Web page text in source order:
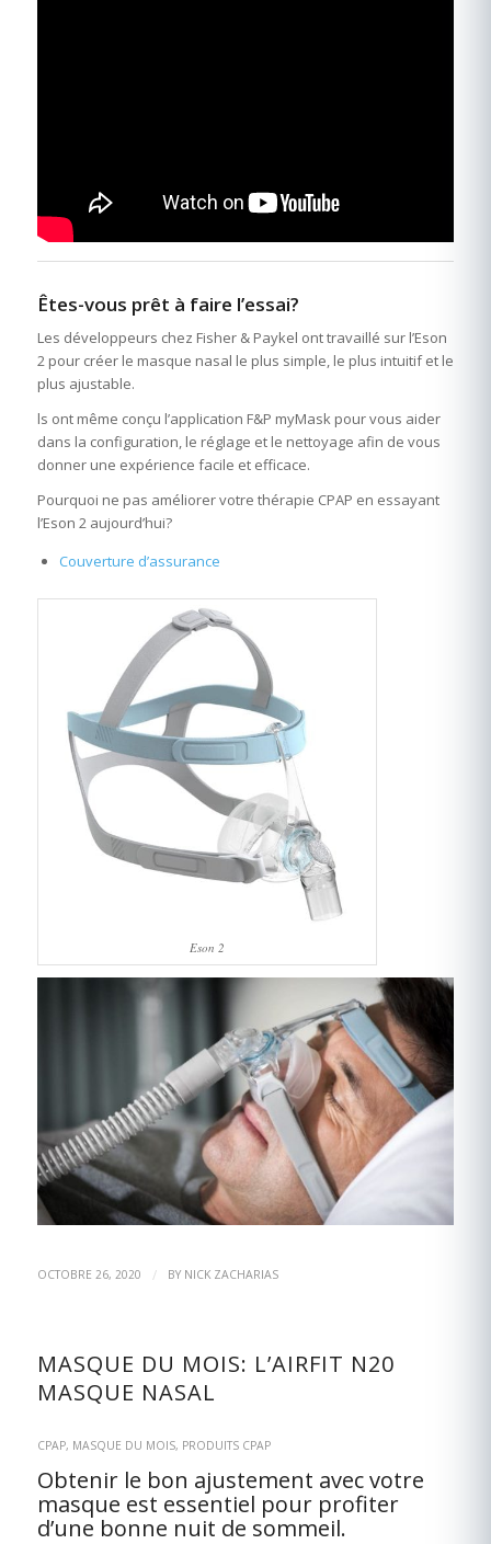
Êtes-vous prêt à faire l’essai?
Les développeurs chez Fisher & Paykel ont travaillé sur l’Eson
2 pour créer le masque nasal le plus simple, le plus intuitif et le
plus ajustable.
ls ont même conçu l’application F&P myMask pour vous aider
dans la configuration, le réglage et le nettoyage afin de vous
donner une expérience facile et efficace.
Pourquoi ne pas améliorer votre thérapie CPAP en essayant
l’Eson 2 aujourd’hui?
Couverture d’assurance
Eson 2
OCTOBRE 26, 2020 / BY NICK ZACHARIAS
MASQUE DU MOIS: L’AIRFIT N20
MASQUE NASAL
CPAP, MASQUE DU MOIS, PRODUITS CPAP
Obtenir le bon ajustement avec votre
masque est essentiel pour profiter
d’une bonne nuit de sommeil.